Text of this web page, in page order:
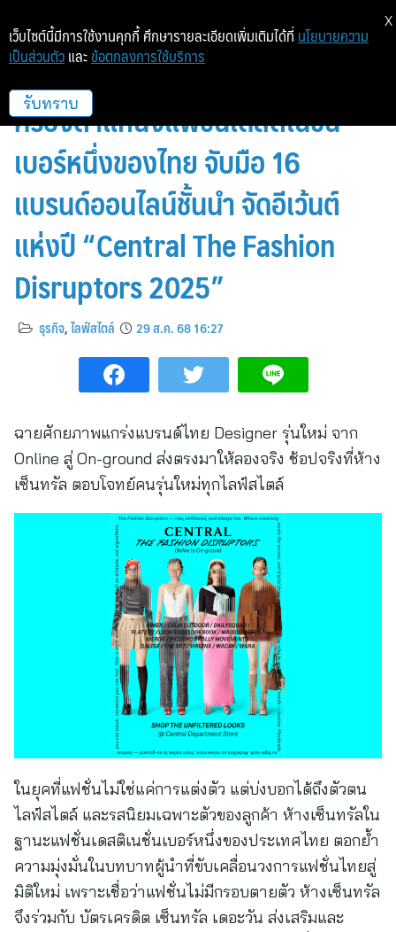
ห้างเซ็นทรัล ในเครือเซ็นทรัล รีเทล
ครองตำแหน่งแฟชั่นเดสติเนชั่น
เบอร์หนึ่งของไทย จับมือ 16
แบรนด์ออนไลน์ชั้นนำ จัดอีเว้นต์
แห่งปี “Central The Fashion
Disruptors 2025”
ธุรกิจ,ไลฟ์สไตล์ 29 ส.ค. 68 16:27
ฉายศักยภาพแกร่งแบรนด์ไทย Designer รุ่นใหม่ จาก
Online สู่ On-ground ส่งตรงมาให้ลองจริง ช้อปจริงที่ห้าง
เซ็นทรัล ตอบโจทย์คนรุ่นใหม่ทุกไลฟ์สไตล์
ในยุคที่แฟชั่นไม่ใช่แค่การแต่งตัว แต่บ่งบอกได้ถึงตัวตน
ไลฟ์สไตล์ และรสนิยมเฉพาะตัวของลูกค้า ห้างเซ็นทรัลใน
ฐานะแฟชั่นเดสติเนชั่นเบอร์หนึ่งของประเทศไทย ตอกย้ำ
ความมุ่งมั่นในบทบาทผู้นำที่ขับเคลื่อนวงการแฟชั่นไทยสู่
มิติใหม่ เพราะเชื่อว่าแฟชั่นไม่มีกรอบตายตัว ห้างเซ็นทรัล
จึงร่วมกับ บัตรเครดิต เซ็นทรัล เดอะวัน ส่งเสริมและ
เว็บไซต์นี้มีการใช้งานคุกกี้ ศึกษารายละเอียดเพิ่มเติมได้ที่ นโยบายความ
เป็นส่วนตัว และ ข้อตกลงการใช้บริการ
รับทราบ
X